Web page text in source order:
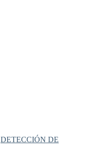
DETECCIÓN DE